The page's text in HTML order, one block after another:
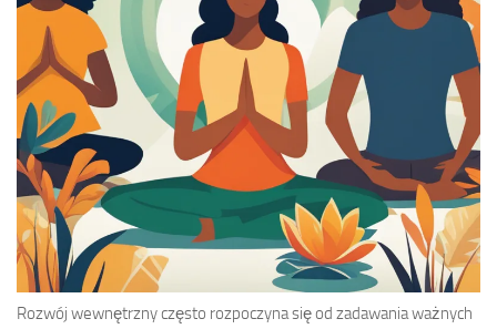
Rozwój wewnętrzny często rozpoczyna się od zadawania ważnych